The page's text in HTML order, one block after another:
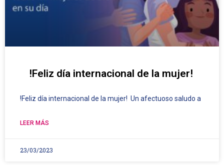
!Feliz día internacional de la mujer!
!Feliz día internacional de la mujer! Un afectuoso saludo a
LEER MÁS
23/03/2023